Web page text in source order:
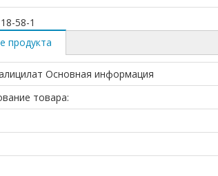
58-1
продукта
Основная информация
товара: